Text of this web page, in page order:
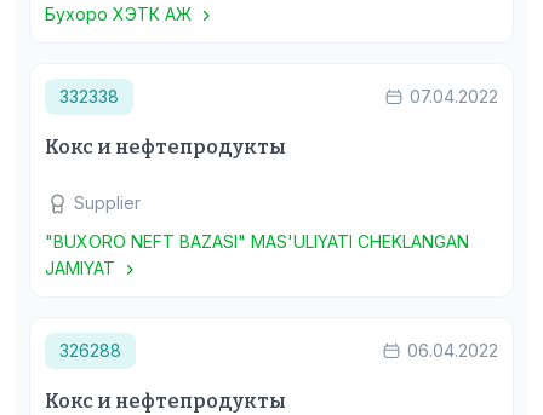
Бухоро ХЭТК АЖ
332338 07.04.2022
Кокс и нефтепродукты
Supplier
"BUXORO NEFT BAZASI" MAS'ULIYATI CHEKLANGAN
JAMIYAT
326288 06.04.2022
Кокс и нефтепродукты